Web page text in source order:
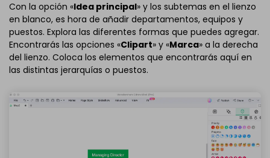
Con la opción «Idea principal» y los subtemas en el lienzo
en blanco, es hora de añadir departamentos, equipos y
puestos. Explora las diferentes formas que puedes agregar.
Encontrarás las opciones «Clipart» y «Marca» a la derecha
del lienzo. Coloca los elementos que encontrarás aquí en
las distintas jerarquías o puestos.